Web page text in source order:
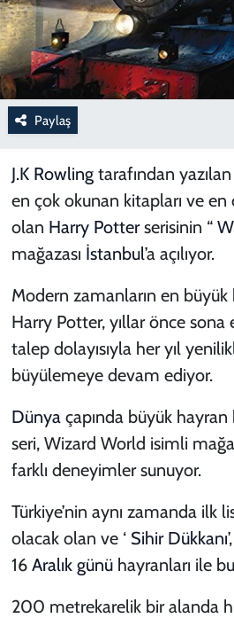
Paylaş
J.K Rowlingtarafından
en çok okunan kitapları ve
olan Harry Potterserisinin “
mağazası İstanbul’a açılıyor.
Modern zamanların en
Harry Potter, yıllar önce
talep dolayısıyla her yıl
büyülemeye devam ediyor.
Dünyaçapında büyük
seri, Wizard World isimli
farklı deneyimler sunuyor.
Türkiye’nin aynı zamanda ilk
olacak olan ve ‘ Sihir Dükkanı
16 Aralık günühayranları ile
200 metrekarelik bir alanda